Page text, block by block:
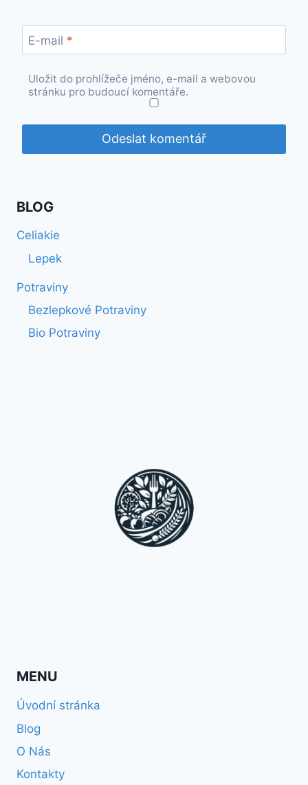
E-mail *
Uložit do prohlížeče jméno, e-mail a webovou
stránku pro budoucí komentáře.
BLOG
Celiakie
Lepek
Potraviny
Bezlepkové Potraviny
Bio Potraviny
MENU
Úvodní stránka
Blog
O Nás
Kontakty